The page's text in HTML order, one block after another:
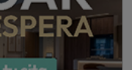
de los clubes de
y del Balonmano
auditorio.